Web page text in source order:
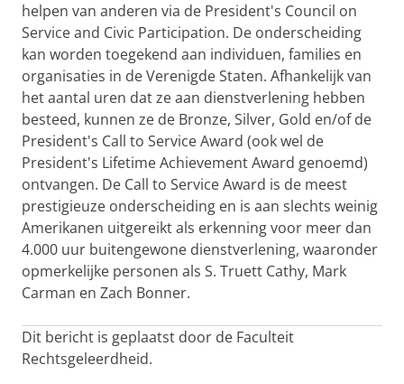
helpen van anderen via de President's Council on
Service and Civic Participation. De onderscheiding
kan worden toegekend aan individuen, families en
organisaties in de Verenigde Staten. Afhankelijk van
het aantal uren dat ze aan dienstverlening hebben
besteed, kunnen ze de Bronze, Silver, Gold en/of de
President's Call to Service Award (ook wel de
President's Lifetime Achievement Award genoemd)
ontvangen. De Call to Service Award is de meest
prestigieuze onderscheiding en is aan slechts weinig
Amerikanen uitgereikt als erkenning voor meer dan
4.000 uur buitengewone dienstverlening, waaronder
opmerkelijke personen als S. Truett Cathy, Mark
Carman en Zach Bonner.
Dit bericht is geplaatst door de Faculteit
Rechtsgeleerdheid.